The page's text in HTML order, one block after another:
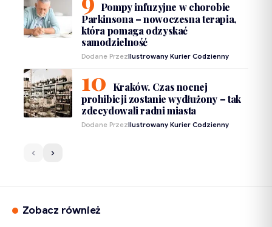
Pompy infuzyjne w chorobie
Parkinsona – nowoczesna terapia,
która pomaga odzyskać
samodzielność
Dodane PrzezIlustrowany Kurier Codzienny
Kraków. Czas nocnej
prohibicji zostanie wydłużony – tak
zdecydowali radni miasta
Dodane PrzezIlustrowany Kurier Codzienny
Zobacz również